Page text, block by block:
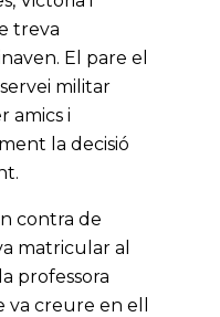
treva
El pare el
militar
amics i
la decisió
contra de
matricular al
professora
va creure en ell